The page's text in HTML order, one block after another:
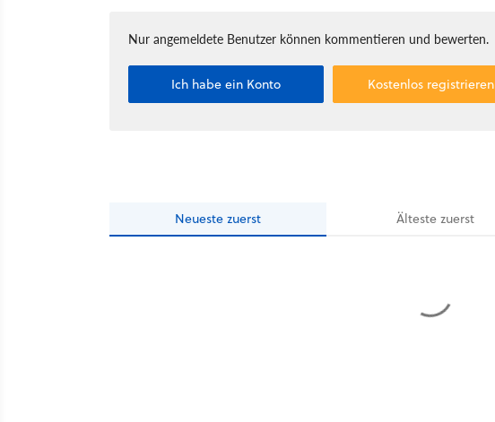
Nur angemeldete Benutzer können kommentieren und bewerten.
Ich habe ein Konto Kostenlos registrieren
Neueste zuerst Ältestezuerst